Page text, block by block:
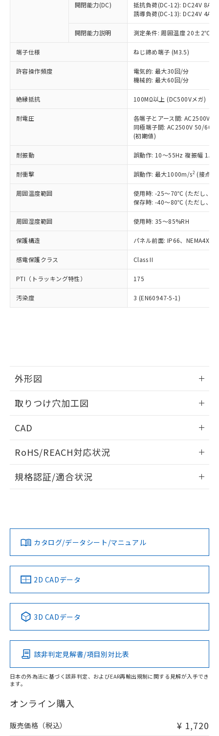
開閉能力(DC)
抵抗負荷(DC-12): DC24V 8A/
誘導負荷(DC-13): DC24V 4A/
開閉能力説明 測定条件: 周囲温度 20±2℃、
端子仕様 ねじ締め端子 (M3.5)
許容操作頻度
電気的: 最大30回/分
機械的: 最大60回/分
絶縁抵抗 100MΩ以上 (DC500Vメガ)
耐電圧
各端子とアース間: AC2500V
同極端子間: AC2500V 50/
(初期値)
耐振動 誤動作: 10～55Hz 複振幅
耐衝撃 誤動作: 最大1000m/s2 (接点
周囲温度範囲
使用時: -25～70℃ (ただし、氷
保存時: -40～80℃ (ただし、氷
周囲湿度範囲 使用時: 35～85%RH
保護構造 パネル前面: IP66、NEMA4X,
感電保護クラス Class II
PTI（トラッキング特性） 175
汚染度 3 (EN60947-5-1)
外形図
取りつけ穴加工図
CAD
ドすることができます。
ログイン/会員登録
ダウンロードデータをご利用いただく前に、以下を必ずお読
みください。
ソフトウェアの使用条件
RoHS/REACH対応状況
EU RoHS 注意事項・凡例
対応済み
中国 RoHS 注意事項・凡例
Pb Hg Cd Cr(VI)
O
在庫等で未対応品が混在する可能性があります。
問い合わせください。
規格認証/適合状況
LR型式承認
（イギリス
船舶規格）
DNV型式承認
（ノルウェー
BV型式承認
（フランス
KR型式
（韓国
No No No No
この製品の規格認証/適合状況ページへ
その他の認証はこちらのページからご検索ください
カタログ/データシート/マニュアル
2D CADデータ
3D CADデータ
該非判定見解書/項目別対比表
日本の外為法に基づく該非判定、およびEAR再輸出規制に関する見解が入手でき
ます。
オンライン購入
販売価格（税込） ¥ 1,720
以下の条件をお読みいただき、同意のうえ
ご利用ください。
本サービスは、当社制御機器事業取扱
商品の当社在庫状況および標準価格
(税抜)を提供させていただくもので
当社制御機器事業取扱商品の中には、
本サービスの対象外となる商品もある
ことをご了承ください。
在庫状況および標準価格照会結果は、
記載している更新日時点での社内デー
タに基づき作成されるものであり、閲
覧された時点での実際の在庫および標
準価格とは異なる場合があることをご
正式な納期状況および標準価格はお客
様のお取引先、またはお客様担当のオ
ムロン制御機器販売店・当社販売員に
オムロン制御機器販売店や当社販売拠
販売ネットワーク
」をご確認
在庫状況および標準価格結果を当社の
事前の承諾なく第三者に漏洩または開
示しないようお願いします。
マイパーツ機能（部品リスト作成サー
ビス）をご利用いただくには、I-Web
品・サービスに関するお客様との取
の共同利用に関して"
用者の範囲」に記載されている法人を
対応予定なし：EU RoHS指令（10物質）の
非含有に非対応の商品で、対応品を出す予
調査・確認中：EU RoHS指令（10物質）の
非含有の対応状況を調査中または確認中の
商品です。
非該当品：ライセンス料など無形物で、有
害物質有無と関係のない商品です。
仕入先様の事情により、非含有部品として
いたものが、含有品と判明した場合などや
むを得ず変更することがあります。
鉛(Pb) 1000ppm以下、 水銀(Hg) 1000ppm以下、 カド
六価クロム(Cr(Ⅵ)) 1000ppm以下、ポリ臭化ビフェニル
類(PBB) 1000ppm以下、ポリ臭化ジフェニルエーテル類
ルベンジル（BBP） 1000ppm以下、フタル酸ジブチル
（DBP） 1000ppm以下、フタル酸ジイソブチル
但し、RoHS指令で産業用監視および制御機器に対する
適用除外項目は除く。
フタル酸エステル類の４物質については閾値を超える意
図的な使用がないことを確認しています。
部品在庫の切り替え状況などにより、予定
月が前後することがあります。
EU RoHS指令（10物質）の非含有証明書
51物質の非含有証明書（当社基準）
※本証明書は発行日時点で非含有を証明す
物質の対応では、対応完了までの期間は出
荷製品に未対応品が混在することから備考
欄に対応日を記載しておりました。
既に当社にて対応品への在庫切替を完了
「○」：最大均質材料含有率が中国RoHSの
基準値以下であることを示します。
「×」：最大均質材料含有率が中国RoHSの
基準値を超えていることを示します。
「－」：未確認です。当社販売部門へお問
*中国RoHS10物質の基準値 (GB/T26572)：
Pb(鉛) :1000ppm、 Hg(水銀) : 1000ppm、 Cd(カドミウ
Cr(Ⅵ)(六価クロム) : 1000ppm、 PBBs(ポリ臭化ビフェ
ニル類) : 1000ppm、 PBDEs(ポリ臭化ジフェニルエーテ
ル類) : 1000ppm、
DBP(フタル酸ジブチル) : 1000ppm、 DIBP(フタル酸ジ
イソブチル) : 1000ppm、 BBP(フタル酸ブチルベンジ
DEHP(フタル酸ビス(2-エチルヘキシル)) : 1000ppm
「ｅ」：有害物質（10物質）のすべてが基
準値以下であることを示します。
「10」：通常の使用状況下において有害物
質が外部に漏えいし、環境に深刻な影響を
及ぼさない年数を意味します。
当社は、これら貴社製品のうち、外国
為替および外国貿易法に定める商品
（以下｢規制貨物等」という）を輸出
または国外への提供する場合は、日本
国政府の輸出許可(または役務取引許
可)を取得するなどの必要な手続きを
当社は規制貨物を破棄する場合は、完
全に破砕するなど、違法に輸出されな
いよう必要な手段を講じます。
当社は貴社製品を、核兵器、ミサイ
ル、化学兵器、生物兵器またはその他
武器並びにこれらの製造装置等に一切
当社は、貴社製品を第三者に販売する
場合は、上記1、2および3の内容を当
該第三者に通知します。また当社は、
販売先および販売に係わる関係者が違
法に輸出するおそれがある場合は、取
り引きをいたしません。
一定数以上の在庫あり
一定数には満たないが在庫あり
在庫なし(最新の在庫状況につ
いては、お客様のお取引先、ま
たはお客様担当のオムロン制御
機器販売店・当社販売員にご確
受注生産機種、また在庫状況の
情報を公開していない機種